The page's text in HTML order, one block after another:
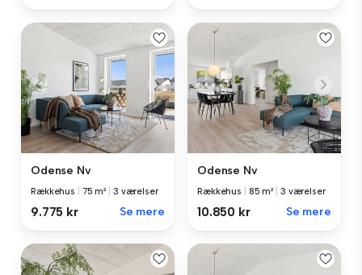
Odense Nv
Rækkehus 75 m² 3 værelser
9.775 kr Se mere
Odense Nv
Rækkehus 85 m² 3 værelser
10.850 kr Se mere